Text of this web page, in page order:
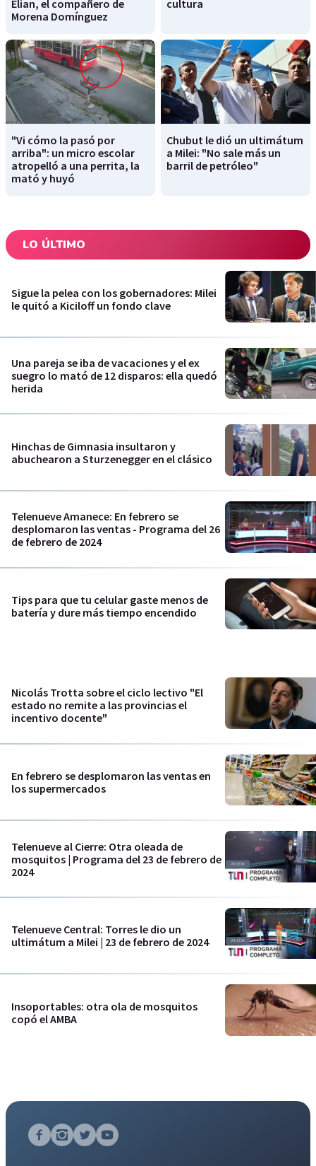
Elian, el compañero de
Morena Domínguez
cultura
"Vi cómo la pasó por
arriba": un micro escolar
atropelló a una perrita, la
mató y huyó
Chubut le dió un ultimátum
a Milei: "No sale más un
barril de petróleo"
LO ÚLTIMO
Sigue la pelea con los gobernadores: Milei
le quitó a Kiciloff un fondo clave
Una pareja se iba de vacaciones y el ex
suegro lo mató de 12 disparos: ella quedó
herida
Hinchas de Gimnasia insultaron y
abuchearon a Sturzenegger en el clásico
Telenueve Amanece: En febrero se
desplomaron las ventas - Programa del 26
de febrero de 2024
Tips para que tu celular gaste menos de
batería y dure más tiempo encendido
Nicolás Trotta sobre el ciclo lectivo "El
estado no remite a las provincias el
incentivo docente"
En febrero se desplomaron las ventas en
los supermercados
Telenueve al Cierre: Otra oleada de
mosquitos | Programa del 23 de febrero de
2024
Telenueve Central: Torres le dio un
ultimátum a Milei | 23 de febrero de 2024
Insoportables: otra ola de mosquitos
copó el AMBA